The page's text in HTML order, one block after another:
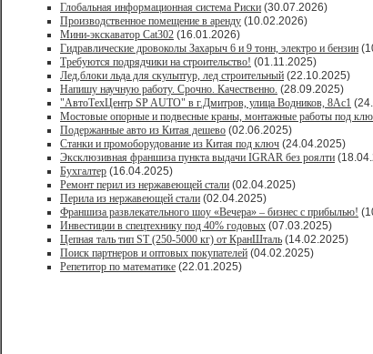
Глобальная информационная система Риски (30.07.2026)
Производственное помещение в аренду (10.02.2026)
Мини-экскаватор Cat302 (16.01.2026)
Гидравлические дровоколы Захарыч 6 и 9 тонн, электро и бензин
Требуются подрядчики на строительство! (01.11.2025)
Лед,блоки льда для скульптур, лед строительный (22.10.2025)
Напишу научную работу. Срочно. Качественно. (28.09.2025)
"АвтоТехЦентр SP AUTO" в г.Дмитров, улица Водников, 8Ас1
Мостовые опорные и подвесные краны, монтажные работы под
Подержанные авто из Китая дешево (02.06.2025)
Станки и промоборудование из Китая под ключ (24.04.2025)
Эксклюзивная франшиза пункта выдачи IGRAR без роялти
Бухгалтер (16.04.2025)
Ремонт перил из нержавеющей стали (02.04.2025)
Перила из нержавеющей стали (02.04.2025)
Франшиза развлекательного шоу «Вечера» – бизнес с прибылью!
Инвестиции в спецтехнику под 40% годовых (07.03.2025)
Цепная таль тип ST (250-5000 кг) от КранШталь (14.02.2025)
Поиск партнеров и оптовых покупателей (04.02.2025)
Репетитор по математике (22.01.2025)